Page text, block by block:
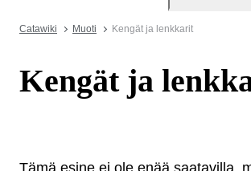
Catawiki Muoti Kengät ja lenkkarit
Kengät ja
Tämä esine ei ole enää saatavilla,